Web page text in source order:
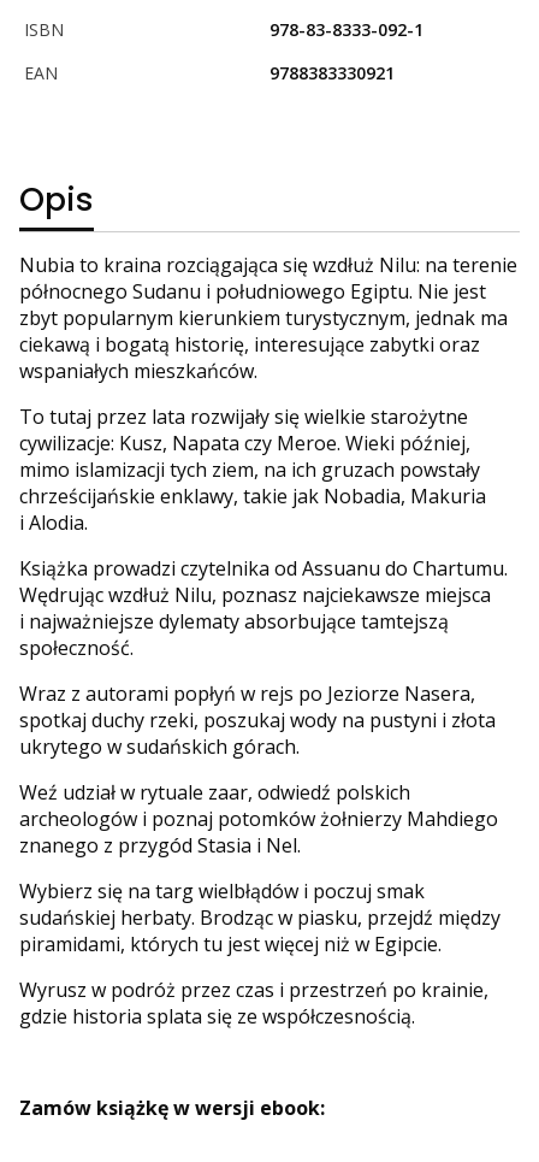
ISBN
978-83-8333-092-1
EAN
9788383330921
Opis
Nubia to kraina rozciągająca się wzdłuż Nilu: na terenie
północnego Sudanu i południowego Egiptu. Nie jest
zbyt popularnym kierunkiem turystycznym, jednak ma
ciekawą i bogatą historię, interesujące zabytki oraz
wspaniałych mieszkańców.
To tutaj przez lata rozwijały się wielkie starożytne
cywilizacje: Kusz, Napata czy Meroe. Wieki później,
mimo islamizacji tych ziem, na ich gruzach powstały
chrześcijańskie enklawy, takie jak Nobadia, Makuria
i Alodia.
Książka prowadzi czytelnika od Assuanu do Chartumu.
Wędrując wzdłuż Nilu, poznasz najciekawsze miejsca
i najważniejsze dylematy absorbujące tamtejszą
społeczność.
Wraz z autorami popłyń w rejs po Jeziorze Nasera,
spotkaj duchy rzeki, poszukaj wody na pustyni i złota
ukrytego w sudańskich górach.
Weź udział w rytuale zaar, odwiedź polskich
archeologów i poznaj potomków żołnierzy Mahdiego
znanego z przygód Stasia i Nel.
Wybierz się na targ wielbłądów i poczuj smak
sudańskiej herbaty. Brodząc w piasku, przejdź między
piramidami, których tu jest więcej niż w Egipcie.
Wyrusz w podróż przez czas i przestrzeń po krai­nie,
gdzie historia splata się ze współczesnością.
Zamów książkę w wersji ebook: